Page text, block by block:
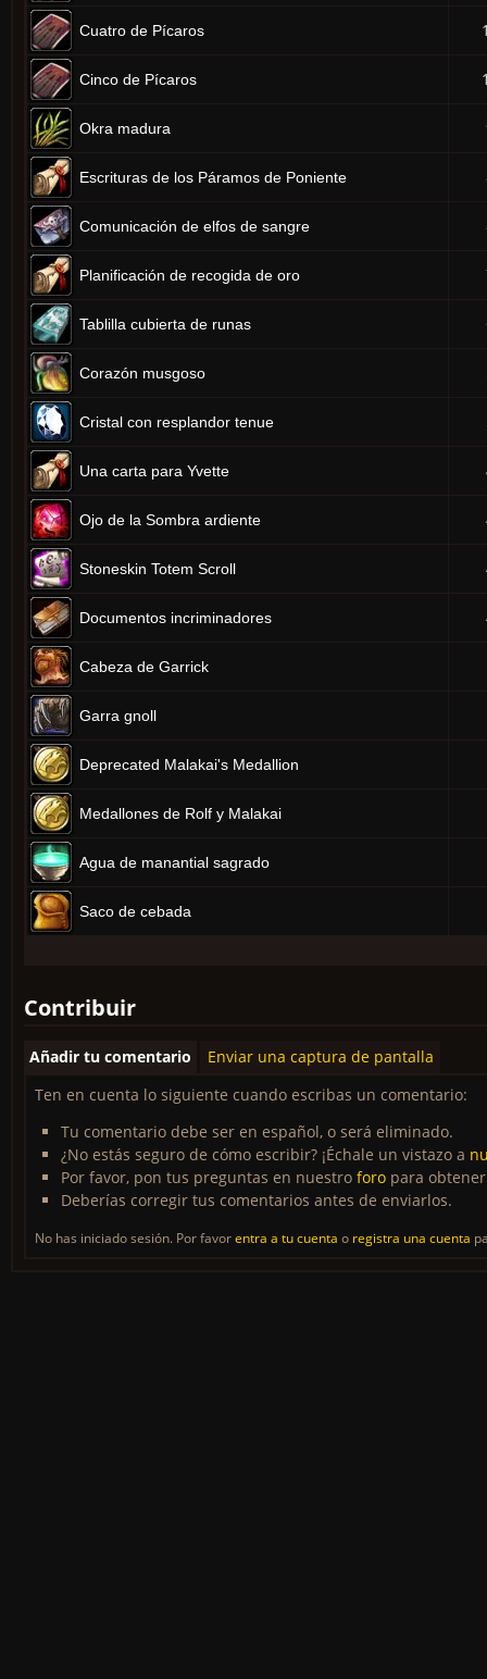
Cuatro de Pícaros
Cinco de Pícaros
Okra madura
Escrituras de los Páramos de Poniente
Comunicación de elfos de sangre
Planificación de recogida de oro
Tablilla cubierta de runas
Corazón musgoso
Cristal con resplandor tenue
Una carta para Yvette
Ojo de la Sombra ardiente
Stoneskin Totem Scroll
Documentos incriminadores
Cabeza de Garrick
Garra gnoll
Deprecated Malakai's Medallion
Medallones de Rolf y Malakai
Agua de manantial sagrado
Saco de cebada
Contribuir
Añadir tu comentario
Enviar una captura de pantalla
Ten en cuenta lo siguiente cuando escribas un comentario:
Tu comentario debe ser en español, o será eliminado.
¿No estás seguro de cómo escribir? ¡Échale un vistazo a
Por favor, pon tus preguntas en nuestro foro para
Deberías corregir tus comentarios antes de enviarlos.
No has iniciado sesión. Por favorentra a tu cuenta o registra una cuenta